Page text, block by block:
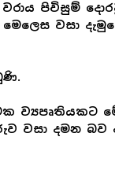
පිවිසුම්
වසා
ව්‍යපෘතියකට
වසා දමන බව